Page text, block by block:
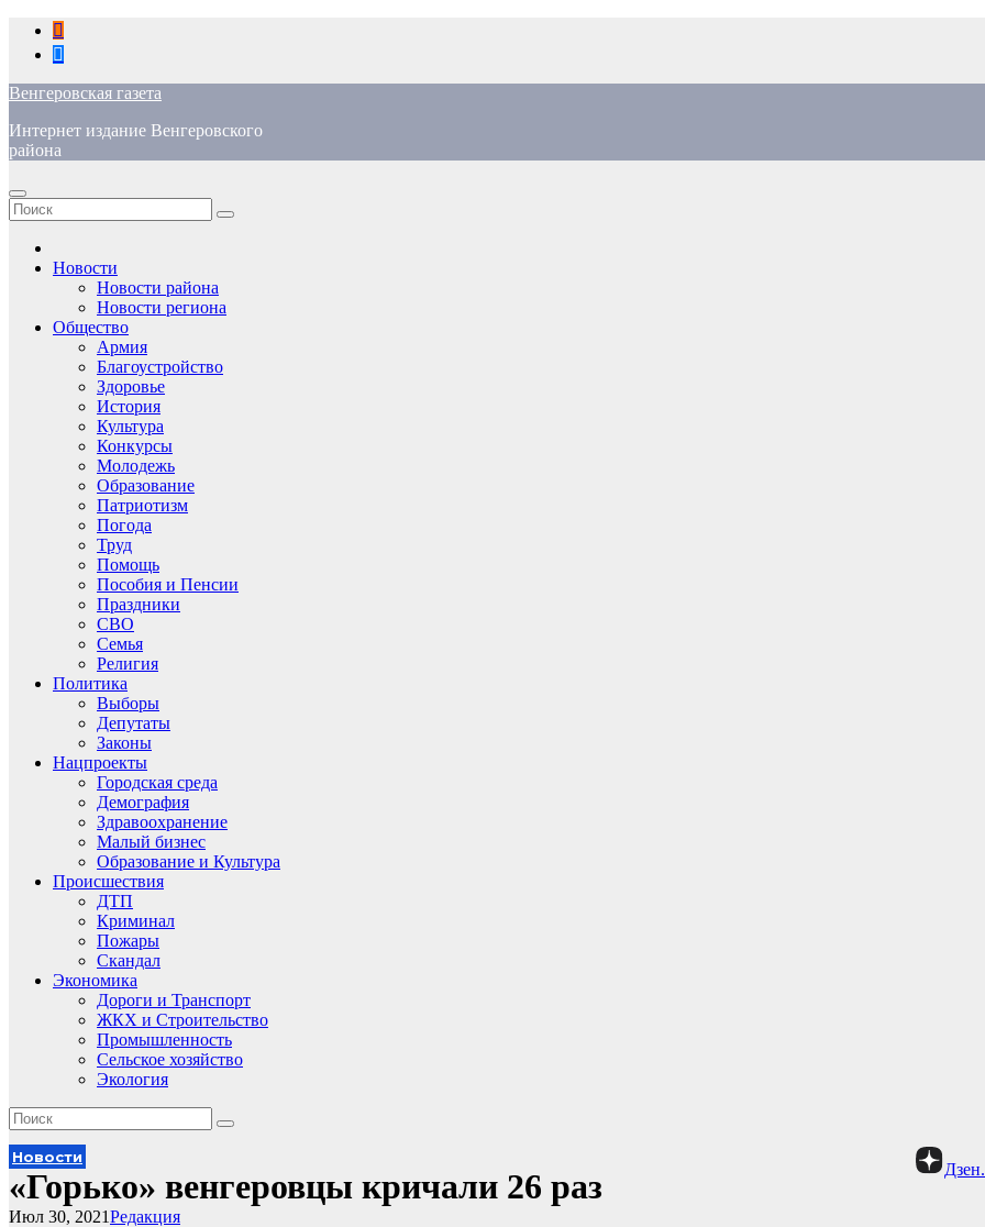
Перейти
содержимому
Венгеровская газета
Интернет издание Венгеровского
района
Новости
Новости района
Новости региона
Общество
Армия
Благоустройство
Здоровье
История
Культура
Конкурсы
Молодежь
Образование
Патриотизм
Погода
Труд
Помощь
Пособия и Пенсии
Праздники
СВО
Семья
Религия
Политика
Выборы
Депутаты
Законы
Нацпроекты
Городская среда
Демография
Здравоохранение
Малый бизнес
Образование и Культура
Происшествия
ДТП
Криминал
Пожары
Скандал
Экономика
Дороги и Транспорт
ЖКХ и Строительство
Промышленность
Сельское хозяйство
Экология
Новости
«Горько» венгеровцы кричали 26 раз
Редакция
Июл 30, 2021